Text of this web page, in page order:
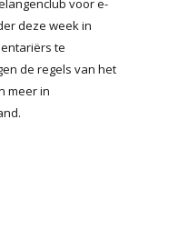
voor e-
deze week in
te
de regels van het
meer in